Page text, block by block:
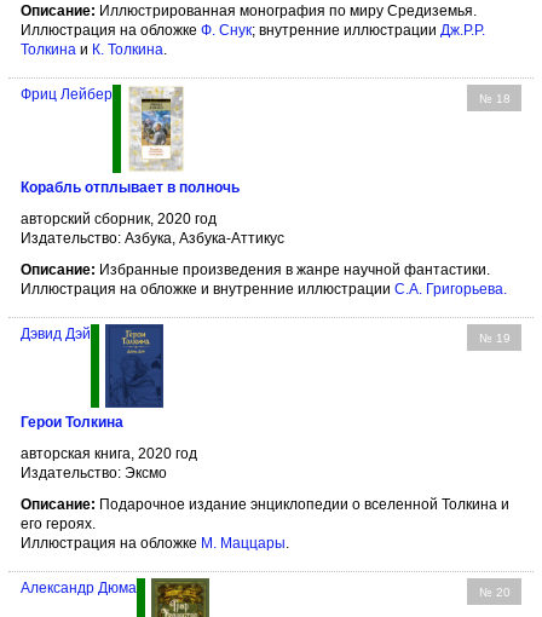
Описание: Иллюстрированная монография по миру Средиземья.
Иллюстрация на обложке Ф. Снук; внутренние иллюстрации Дж.Р.Р.
Толкина и К. Толкина
№ 18
Фриц Лейбер
Корабль отплывает в полночь
авторский сборник, 2020 год
Издательство: Азбука, Азбука-Аттикус
Описание: Избранные произведения в жанре научной фантастики.
Иллюстрация на обложке и внутренние иллюстрации С.А. Григорьева
№ 19
Дэвид Дэй
Герои Толкина
авторская книга, 2020 год
Издательство: Эксмо
Описание: Подарочное издание энциклопедии о вселенной Толкина и
его героях.
Иллюстрация на обложке М. Маццары.
№ 20
Александр Дюма